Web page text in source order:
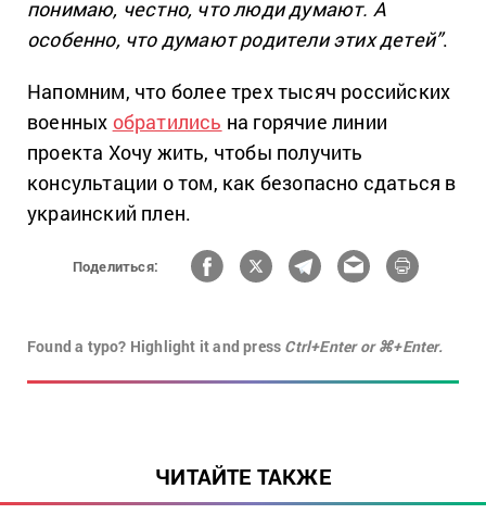
понимаю, честно, что люди думают. А
особенно, что думают родители этих детей”.
Напомним, что более трех тысяч российских
военных обратились на горячие линии
проекта Хочу жить, чтобы получить
консультации о том, как безопасно сдаться в
украинский плен.
Поделиться:
Found a typo? Highlight it and press Ctrl+Enter or ⌘+Enter.
ЧИТАЙТЕ ТАКЖЕ